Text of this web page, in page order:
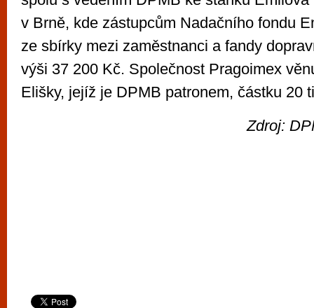
v Brně, kde zástupcům Nadačního fondu
ze sbírky mezi zaměstnanci a fandy
výši 37 200 Kč. Společnost Pragoimex
Elišky, jejíž je DPMB patronem, částku 20
Zdroj: